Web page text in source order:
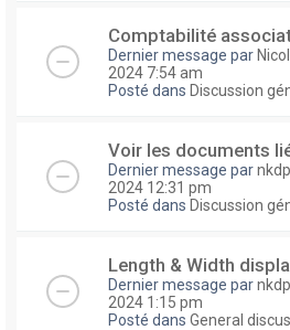
Comptabilité
Dernier message par
2024 7:54 am
Posté dans Discussion
Voir les documents
Dernier message par
2024 12:31 pm
Posté dans Discussion
Length & Width
Dernier message par
2024 1:15 pm
Posté dans General